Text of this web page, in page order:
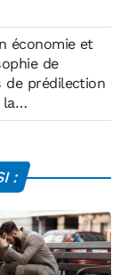
économie et
de
de prédilection
la
la
et le
: